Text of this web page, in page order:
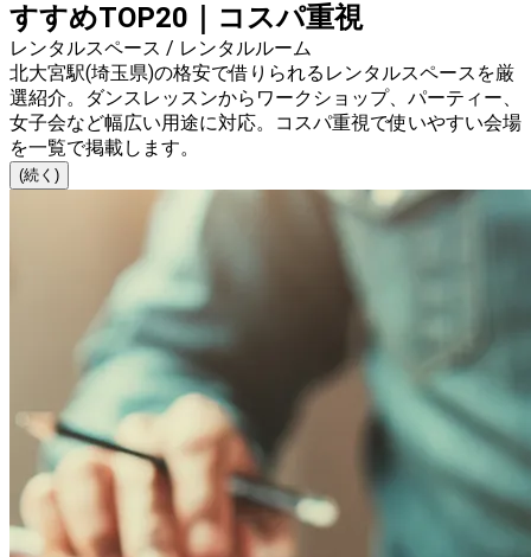
すすめTOP20｜コスパ重視
レンタルスペース / レンタルルーム
北大宮駅(埼玉県)の格安で借りられるレンタルスペースを厳
選紹介。ダンスレッスンからワークショップ、パーティー、
女子会など幅広い用途に対応。コスパ重視で使いやすい会場
を一覧で掲載します。
(続く)